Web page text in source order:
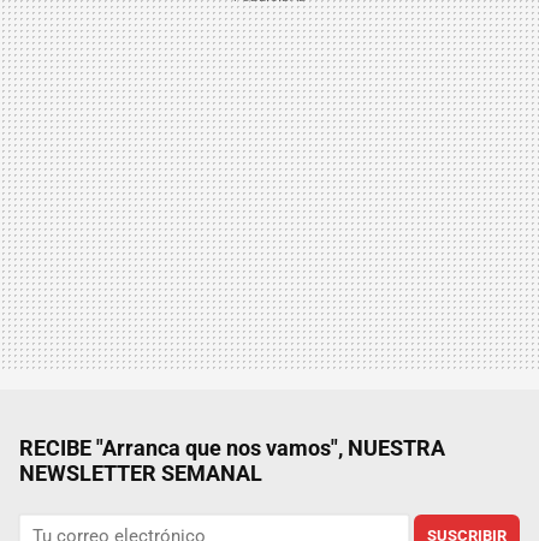
RECIBE "Arranca que nos vamos", NUESTRA
NEWSLETTER SEMANAL
SUSCRIBIR